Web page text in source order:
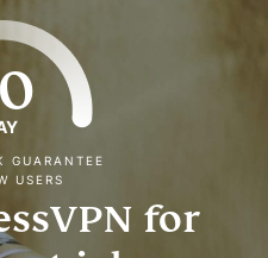
GUARANTEE
USERS
for